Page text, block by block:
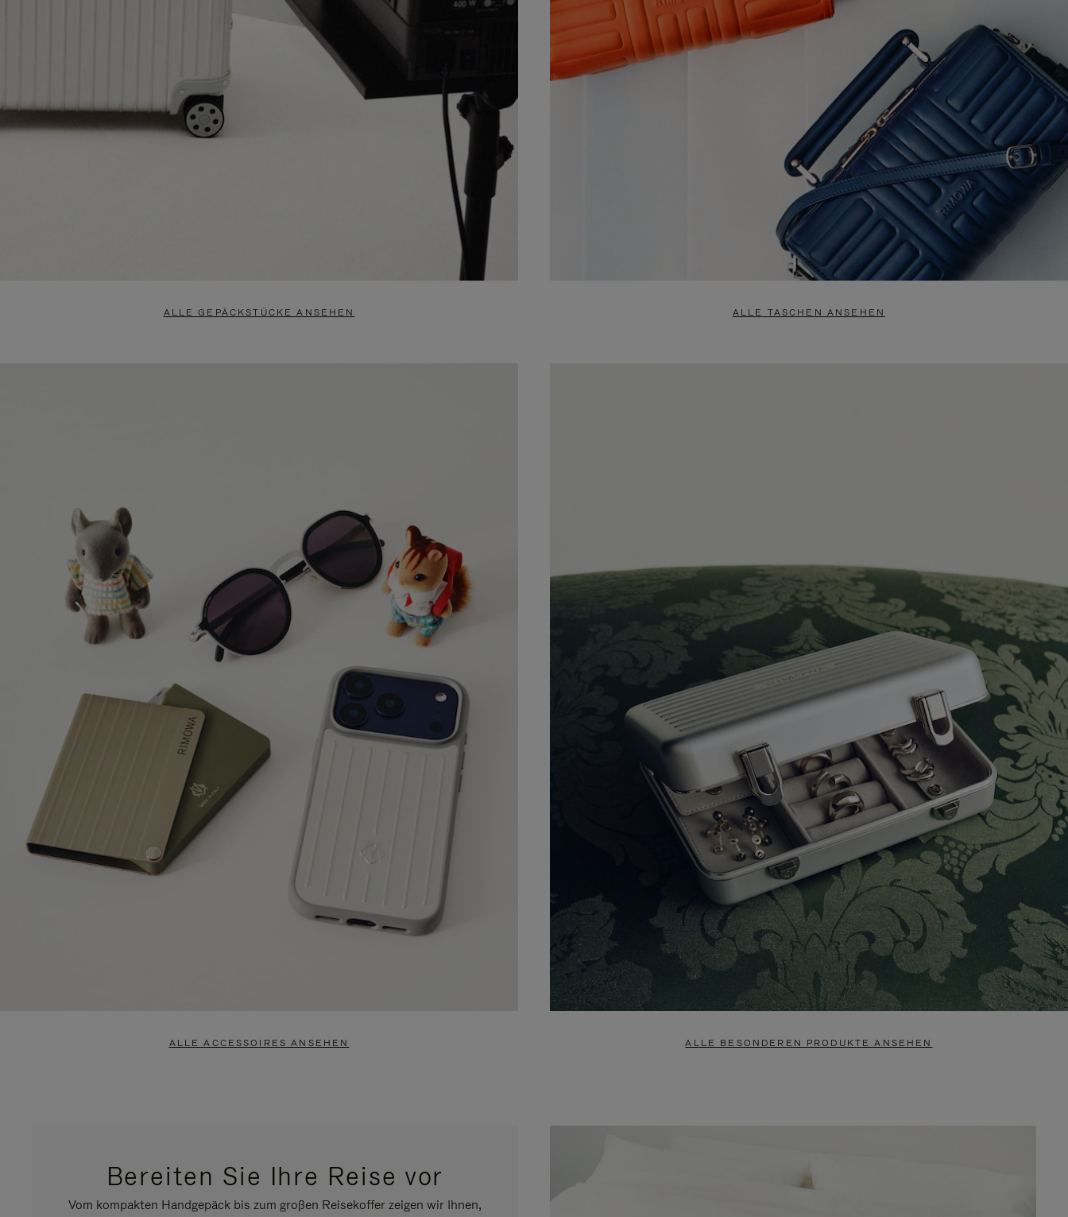
ALLE GEPÄCKSTÜCKE ANSEHEN ALLE TASCHEN ANSEHEN
ALLE ACCESSOIRES ANSEHEN ALLE BESONDEREN PRODUKTE ANSEHEN
Bereiten Sie Ihre Reise vor
Vom kompakten Handgepäck bis zum großen Reisekoffer zeigen wir Ihnen,